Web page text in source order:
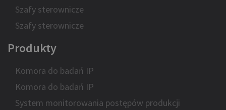
Szafy sterownicze
Szafy sterownicze
Produkty
Komora do badań IP
Komora do badań IP
System monitorowania postępów produkcji